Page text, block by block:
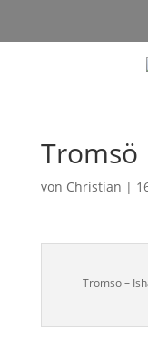
Tromsö
von Christian |
Tromsö –